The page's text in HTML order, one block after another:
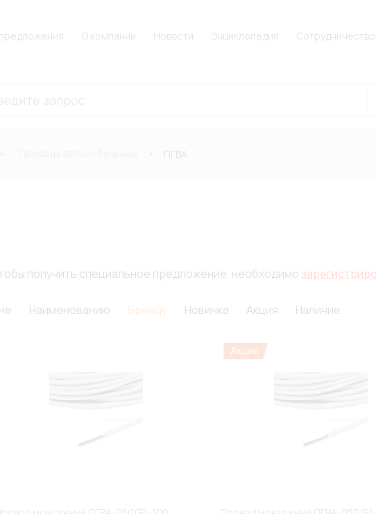
О компании Новости Энциклопедия Сотрудничество
ПГВА
получить специальное предложение, необходимо
Наименованию Бренду Новинка Акция Наличие